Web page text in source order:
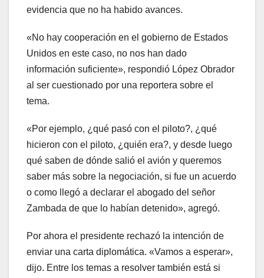
evidencia que no ha habido avances.
«No hay cooperación en el gobierno de Estados
Unidos en este caso, no nos han dado
información suficiente», respondió López Obrador
al ser cuestionado por una reportera sobre el
tema.
«Por ejemplo, ¿qué pasó con el piloto?, ¿qué
hicieron con el piloto, ¿quién era?, y desde luego
qué saben de dónde salió el avión y queremos
saber más sobre la negociación, si fue un acuerdo
o como llegó a declarar el abogado del señor
Zambada de que lo habían detenido», agregó.
Por ahora el presidente rechazó la intención de
enviar una carta diplomática. «Vamos a esperar»,
dijo. Entre los temas a resolver también está si